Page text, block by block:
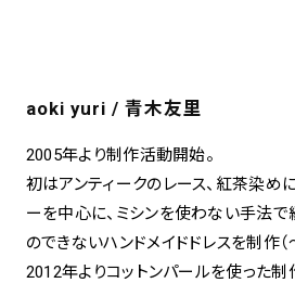
aoki yuri / 青木友里
2005年より制作活動開始。
初はアンティークのレース、紅茶染め
ーを中心に、ミシンを使わない手法
のできないハンドメイドドレスを制作（
2012年よりコットンパールを使った制